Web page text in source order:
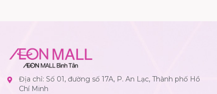
Địa chỉ: Số 01, đường số 17A, P. An Lạc, Thành phố Hồ
Chí Minh